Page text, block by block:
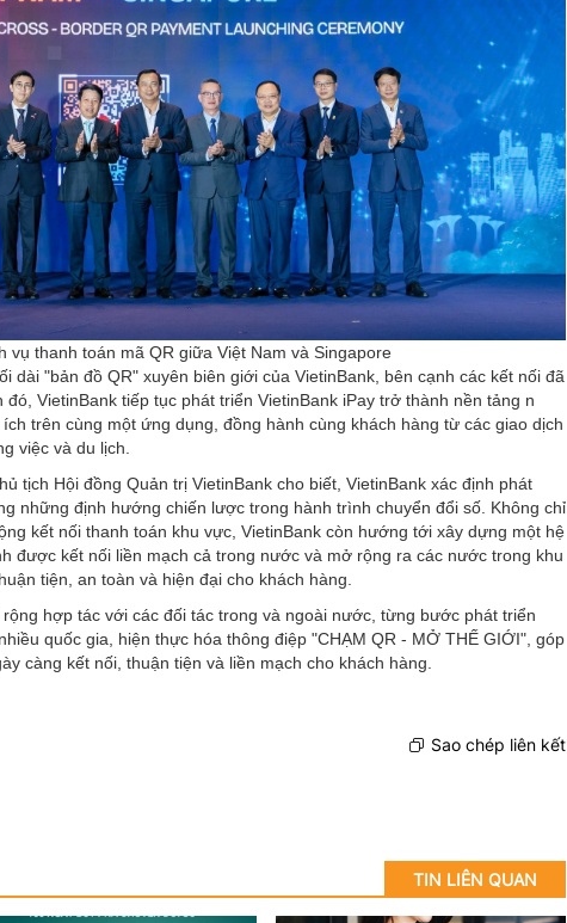
vụ thanh toán mã QR giữa Việt Nam và Singapore
dài "bản đồ QR" xuyên biên giới của VietinBank, bên cạnh các kết nối đã
VietinBank tiếp tục phát triển VietinBank iPay trở thành nền tảng n
trên cùng một ứng dụng, đồng hành cùng khách hàng từ các giao dịch
việc và du lịch.
tịch Hội đồng Quản trị VietinBank cho biết, VietinBank xác định phát
những định hướng chiến lược trong hành trình chuyển đổi số. Không chỉ
kết nối thanh toán khu vực, VietinBank còn hướng tới xây dựng một hệ
được kết nối liền mạch cả trong nước và mở rộng ra các nước trong khu
tiện, an toàn và hiện đại cho khách hàng.
hợp tác với các đối tác trong và ngoài nước, từng bước phát triển
quốc gia, hiện thực hóa thông điệp "CHẠM QR - MỞ THẾ GIỚI", góp
càng kết nối, thuận tiện và liền mạch cho khách hàng.
Sao chép liên kết
TIN LIÊN QUAN